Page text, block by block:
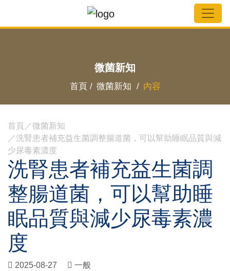
微菌新知
首頁 / 微菌新知 / 內容
首頁
微菌新知
洗腎患者補充益生菌調整腸道菌，可以幫助睡眠品質與減
少尿毒素濃度
洗腎患者補充益生菌調
整腸道菌，可以幫助睡
眠品質與減少尿毒素濃
度
2025-08-27 一般